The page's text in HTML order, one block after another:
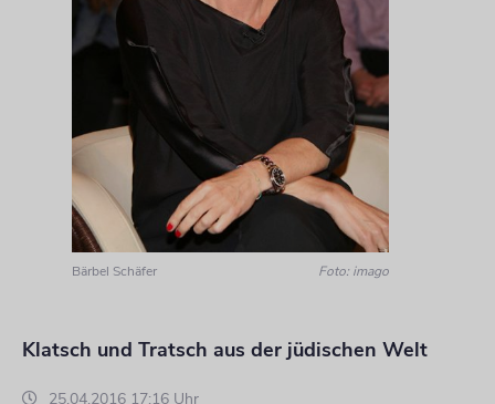
Bärbel Schäfer Foto: imago
Klatsch und Tratsch aus der jüdischen Welt
25.04.2016 17:16 Uhr